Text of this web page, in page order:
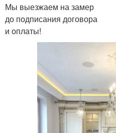
Мы выезжаем на замер
до подписания договора
и оплаты!